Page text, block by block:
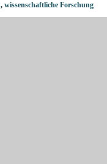
, wissenschaftliche Forschung